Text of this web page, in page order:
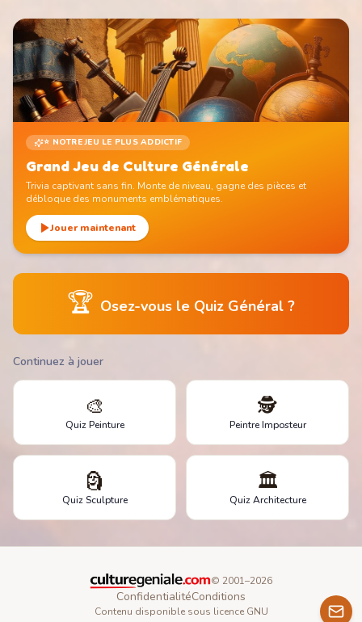
⭐ NOTRE JEU LE PLUS ADDICTIF
Grand Jeu de Culture Générale
Trivia captivant sans fin. Monte de niveau, gagne des pièces et
débloque des monuments emblématiques.
Jouer maintenant
🏆 Osez-vous le Quiz Général ?
Continuez à jouer
🎨
Quiz Peinture
🕵️
Peintre Imposteur
🗿
Quiz Sculpture
🏛️
Quiz Architecture
© 2001–2026
ConfidentialitéConditions
Contenu disponible sous licence GNU